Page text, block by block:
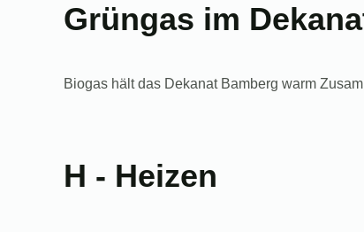
Grüngas im
Biogas hält das Dekanat Bamberg warm
H - Heizen